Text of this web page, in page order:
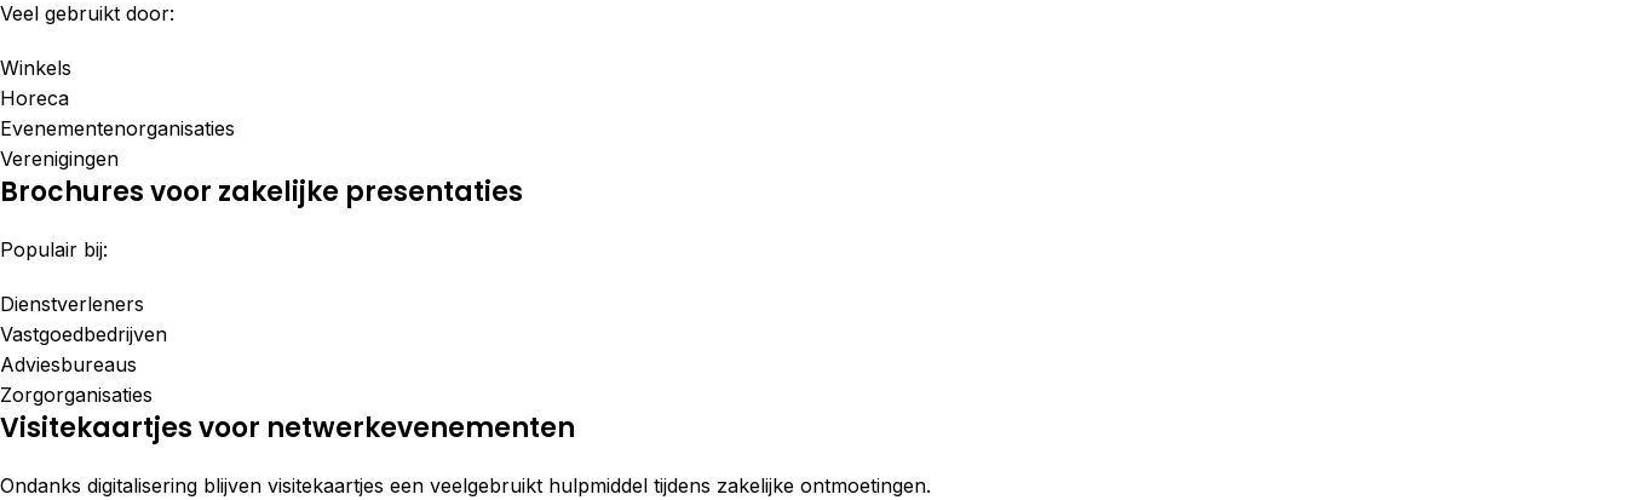
Veel gebruikt door:
Winkels
Horeca
Evenementenorganisaties
Verenigingen
Brochures voor zakelijke presentaties
Populair bij:
Dienstverleners
Vastgoedbedrijven
Adviesbureaus
Zorgorganisaties
Visitekaartjes voor netwerkevenementen
Ondanks digitalisering blijven visitekaartjes een veelgebruikt hulpmiddel tijdens zakelijke ontmoetingen.